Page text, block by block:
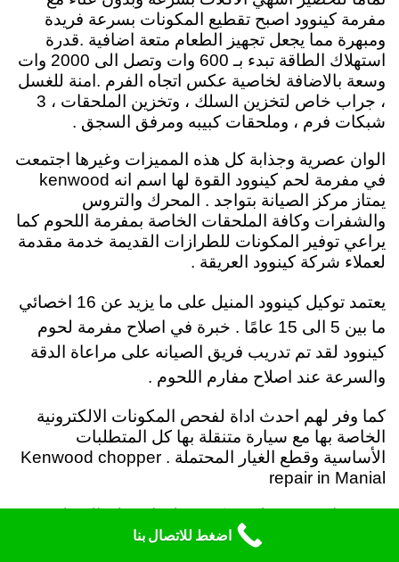
مفرمة كينوود اصبح تقطيع المكونات بسرعة فريدة
ومبهرة مما يجعل تجهيز الطعام متعة اضافية .قدرة
استهلاك الطاقة تبدء بـ 600 وات وتصل الى 2000 وات
وسعة بالاضافة لخاصية عكس اتجاه الفرم .امنة للغسل
، جراب خاص لتخزين السلك ، وتخزين الملحقات ، 3
شبكات فرم ، وملحقات كبيبه ومرفق السجق .
الوان عصرية وجذابة كل هذه المميزات وغيرها اجتمعت
في مفرمة لحم كينوود القوة لها اسم انه kenwood
يمتاز مركز الصيانة بتواجد . المحرك والتروس
والشفرات وكافة الملحقات الخاصة بمفرمة اللحوم كما
يراعي توفير المكونات للطرازات القديمة خدمة مقدمة
لعملاء شركة كينوود العريقة .
يعتمد توكيل كينوود المنيل على ما يزيد عن 16 اخصائي
ما بين 5 الى 15 عامًا . خبرة في اصلاح مفرمة لحوم
كينوود لقد تم تدريب فريق الصيانه على مراعاة الدقة
والسرعة عند اصلاح مفارم اللحوم .
كما وفر لهم احدث اداة لفحص المكونات الالكترونية
الخاصة بها مع سيارة متنقلة بها كل المتطلبات
الأساسية وقطع الغيار المحتملة . Kenwood chopper
repair in Manial
المفرمة بعد الاصلاح نظيفة وتعمل كما كانت عندما قرر
اضغط للاتصال بنا